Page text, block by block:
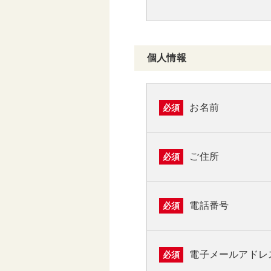
個人情報
必須 お名前
必須 ご住所
必須 電話番号
必須 電子メールアドレ